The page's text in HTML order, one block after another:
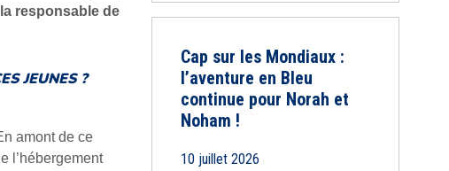
la responsable de
JEUNES ?
amont de ce
l’hébergement
Cap sur les Mondiaux :
l’aventure en Bleu
continue pour Norah et
Noham !
10 juillet 2026